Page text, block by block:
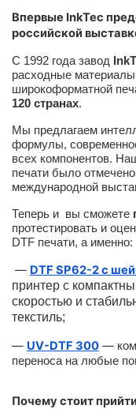
Впервые InkTec
российской
С 1992 года завод
расходные
широкоформатной
120 странах.
Мы предлагаем
формулы,
всех компонентов.
печати было отмечено
международной
Теперь и вы сможете
протестировать и
DTF печати, а именно:
— DTF SP62-2 с
принтер с
скоростью и
текстиль;
— UV-DTF 300 —
переноса на любые
Почему стоит